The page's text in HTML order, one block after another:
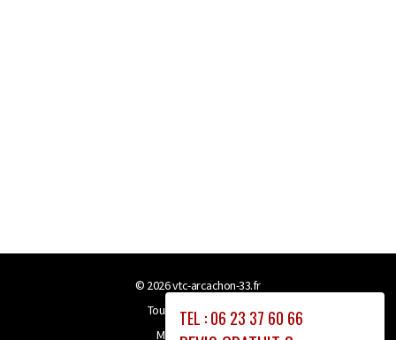
TEL : 06 23 37 60 66
© 2026vtc-arcachon-33.fr
Tous droits réservés
Mentions légales